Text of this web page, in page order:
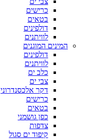
כרישים
בטאים
דולפינים
לוויתנים
המינים המוגנים
דולפינים
לוויתנים
כלב ים
צבי ים
דקר אלכסנדרוני
כרישים
בטאים
כפן גושמני
צדפות
קיפוד ים סגול